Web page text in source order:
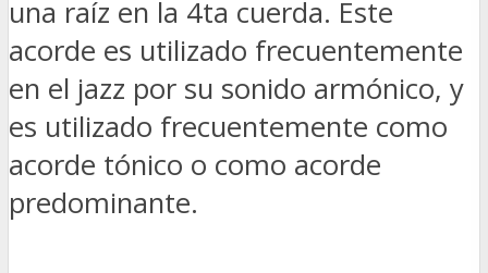
una raíz en la 4ta cuerda. Este
acorde es utilizado frecuentemente
en el jazz por su sonido armónico, y
es utilizado frecuentemente como
acorde tónico o como acorde
predominante.